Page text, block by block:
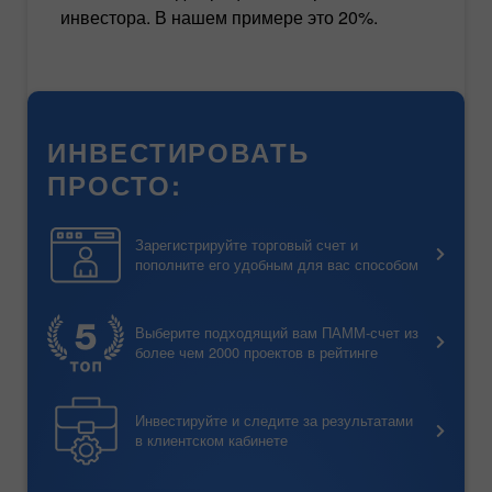
инвестора. В нашем примере это 20%.
ИНВЕСТИРОВАТЬ
ПРОСТО:
Зарегистрируйте торговый счет и
пополните его удобным для вас способом
Выберите подходящий вам ПАММ-счет из
более чем 2000 проектов в рейтинге
Инвестируйте и следите за результатами
в клиентском кабинете